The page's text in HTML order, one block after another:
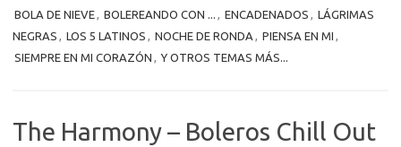
BOLA DE NIEVE, BOLEREANDO CON ... , ENCADENADOS , LÁGRIMAS
NEGRAS , LOS 5 LATINOS , NOCHE DE RONDA , PIENSA EN MI ,
SIEMPRE EN MI CORAZÓN , Y OTROS TEMAS MÁS...
The Harmony – Boleros Chill Out